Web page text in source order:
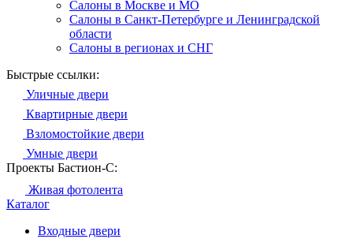
Салоны в Москве и МО
Салоны в Санкт-Петербурге и Ленинградской
области
Салоны в регионах и СНГ
Быстрые ссылки:
Уличные двери
Квартирные двери
Взломостойкие двери
Умные двери
Проекты Бастион-С:
Живая фотолента
Каталог
Входные двери